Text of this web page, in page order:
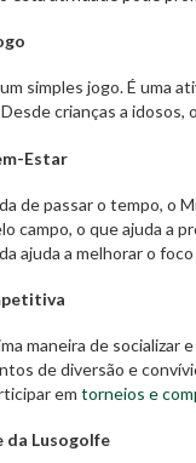
simples jogo. É uma
crianças a
Estar
de passar o tempo, o
campo, o que ajuda a
ajuda a melhorar o
maneira de socializar
de diversão e
em torneios e
da Lusogolfe